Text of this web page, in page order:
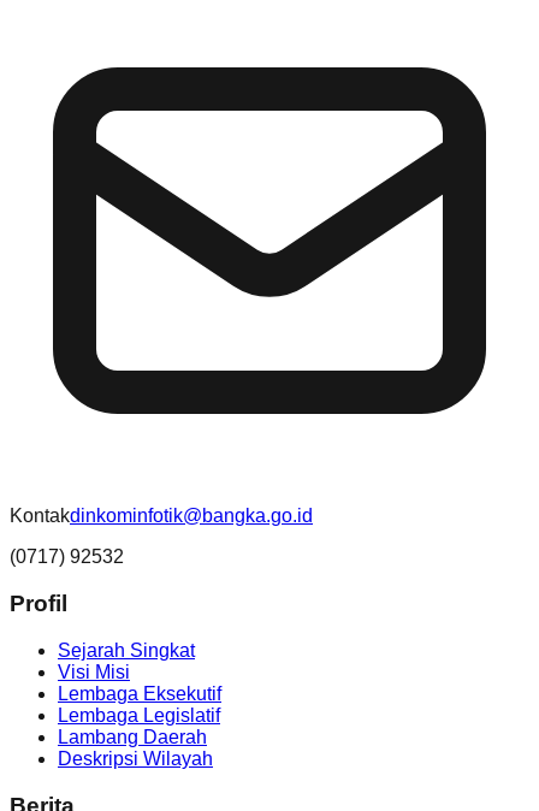
Kontakdinkominfotik@bangka.go.id
(0717) 92532
Profil
Sejarah Singkat
Visi Misi
Lembaga Eksekutif
Lembaga Legislatif
Lambang Daerah
Deskripsi Wilayah
Berita